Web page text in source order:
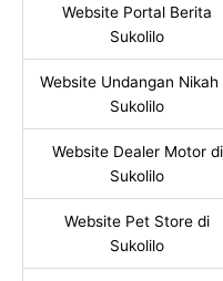
Website Portal Berita
Sukolilo
Website Undangan Nikah
Sukolilo
Website Dealer Motor di
Sukolilo
Website Pet Store di
Sukolilo